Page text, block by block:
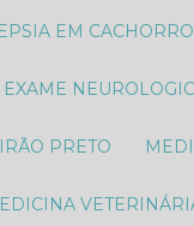
EM
EXAME
PRETO
MEDICINA